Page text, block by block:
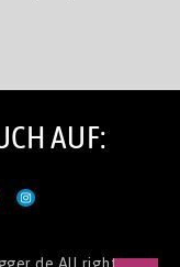
AUF:
All rights